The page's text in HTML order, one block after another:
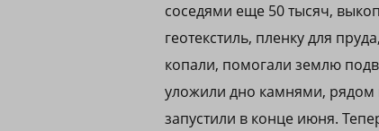
соседями еще 50 тысяч,
геотекстиль, пленку для
копали, помогали землю
уложили дно камнями,
запустили в конце июня.